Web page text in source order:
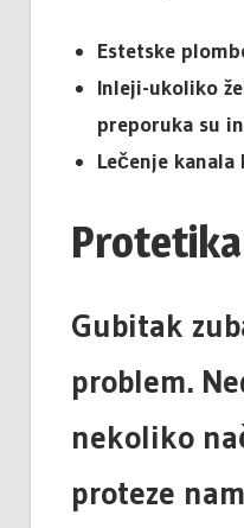
Estetske
Inleji-ukoliko
preporuka su
Lečenje
Gubitak
problem.
nekoliko
proteze